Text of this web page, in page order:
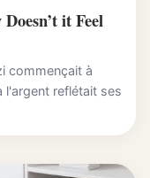
it Feel
commençait à
l'argent reflétait ses